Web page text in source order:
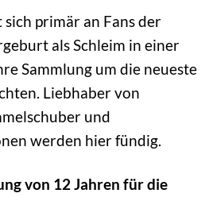
primär an Fans der
als Schleim in einer
Sammlung um die neueste
Liebhaber von
und
werden hier fündig.
von 12 Jahren für die